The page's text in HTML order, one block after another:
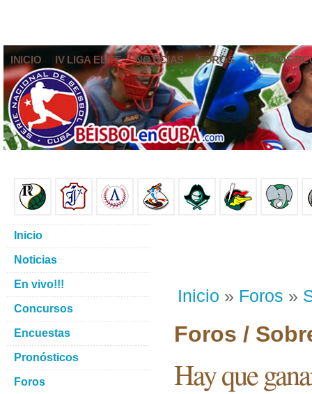
INICIO IV LIGA ELITE NOTICIAS FOROS
Inicio » Foros »
Foros /
Hay que
Inicio
Noticias
En vivo!!!
Concursos
Encuestas
Pronósticos
Foros